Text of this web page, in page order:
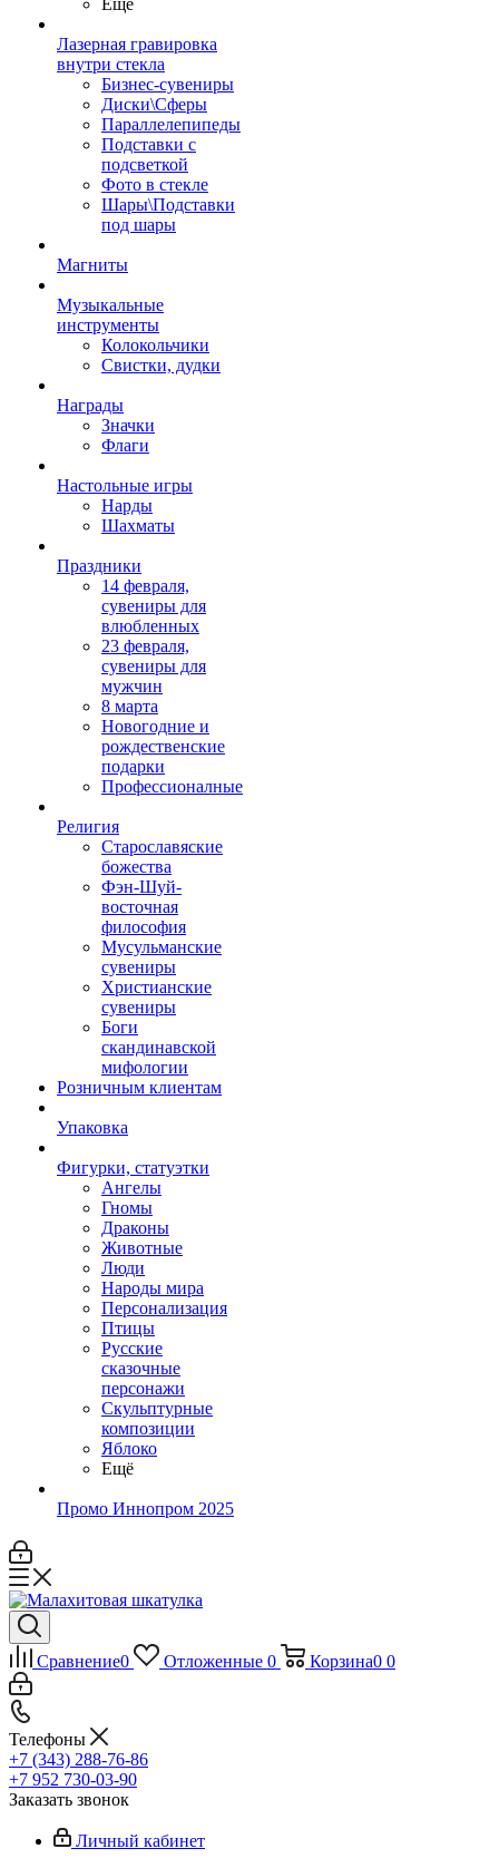
Ещё
Лазерная гравировка
внутри стекла
Бизнес-сувениры
Диски\Сферы
Параллелепипеды
Подставки с
подсветкой
Фото в стекле
Шары\Подставки
под шары
Магниты
Музыкальные
инструменты
Колокольчики
Свистки, дудки
Награды
Значки
Флаги
Настольные игры
Нарды
Шахматы
Праздники
14 февраля,
сувениры для
влюбленных
23 февраля,
сувениры для
мужчин
8 марта
Новогодние и
рождественские
подарки
Профессионалные
Религия
Старославяские
божества
Фэн-Шуй-
восточная
философия
Мусульманские
сувениры
Христианские
сувениры
Боги
скандинавской
мифологии
Розничным клиентам
Упаковка
Фигурки, статуэтки
Ангелы
Гномы
Драконы
Животные
Люди
Народы мира
Персонализация
Птицы
Русские
сказочные
персонажи
Скульптурные
композиции
Яблоко
Ещё
Промо Иннопром 2025
Сравнение0 Отложенные 0 Корзина0 0
Телефоны
+7 (343) 288-76-86
+7 952 730-03-90
Заказать звонок
Личный кабинет